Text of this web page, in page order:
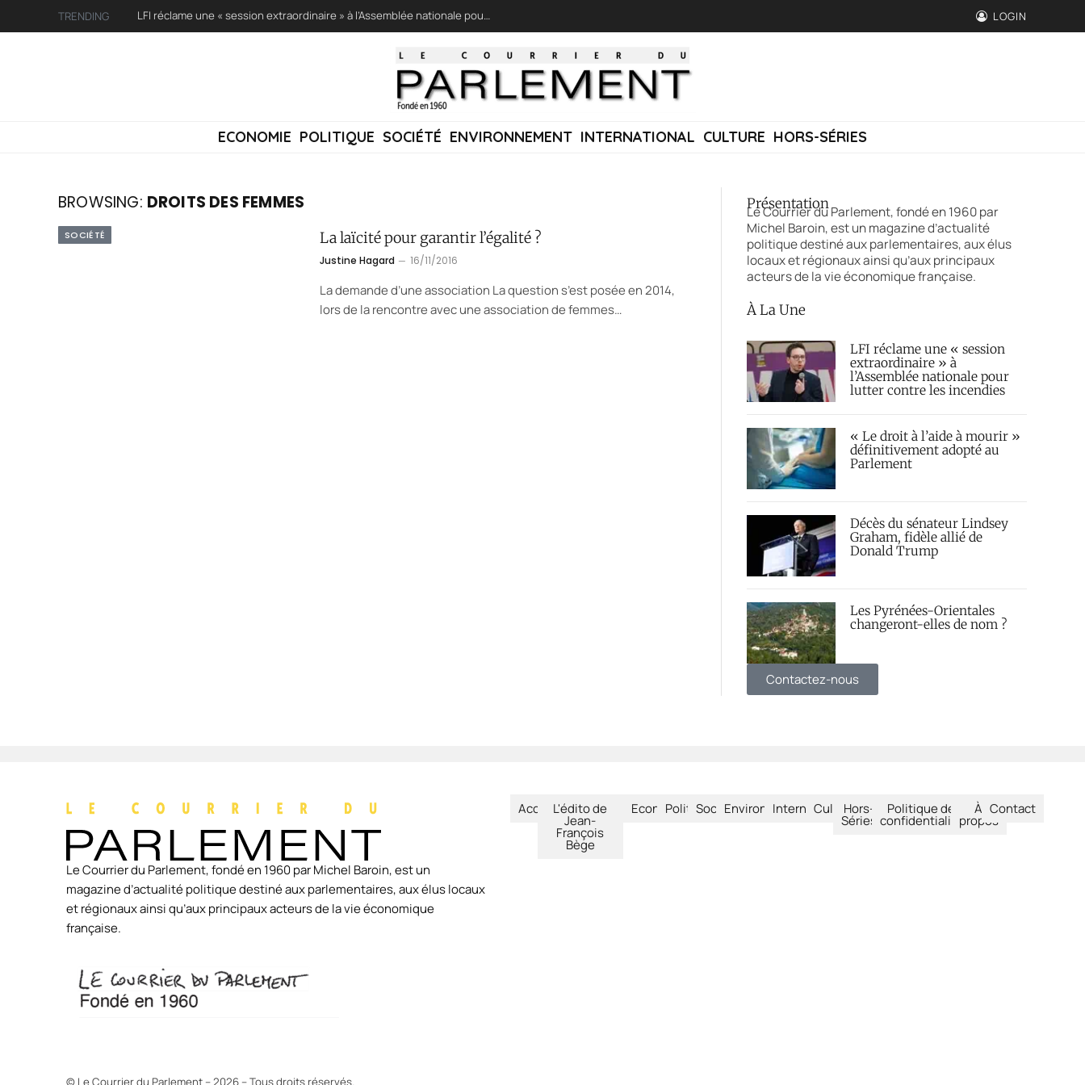
TRENDING LFI réclame une « session extraordinaire » à l’Assemblée nationale pour lutter contre les incendies LOGIN
ECONOMIE POLITIQUE SOCIÉTÉ ENVIRONNEMENT INTERNATIONAL CULTURE HORS-SÉRIES
BROWSING: DROITS DES FEMMES
SOCIÉTÉ La laïcité pour garantir l’égalité ?
Justine Hagard 16/11/2016
La demande d’une association La question s’est posée en 2014,
lors de la rencontre avec une association de femmes…
Présentation
Le Courrier du Parlement, fondé en 1960 par
Michel Baroin, est un magazine d’actualité
politique destiné aux parlementaires, aux élus
locaux et régionaux ainsi qu’aux principaux
acteurs de la vie économique française.
À La Une
LFI réclame une « session
extraordinaire » à
l’Assemblée nationale pour
lutter contre les incendies
« Le droit à l’aide à mourir »
définitivement adopté au
Parlement
Décès du sénateur Lindsey
Graham, fidèle allié de
Donald Trump
Les Pyrénées-Orientales
changeront-elles de nom ?
Contactez-nous
Le Courrier du Parlement, fondé en 1960 par Michel Baroin, est un
magazine d’actualité politique destiné aux parlementaires, aux élus locaux
et régionaux ainsi qu’aux principaux acteurs de la vie économique
française.
AccueilL'édito de
Jean-
François
Bège
EconomiePolitiqueSociétéEnvironnementInternational
CultureHors-
Séries
Politique de
confidentialité
À
propos
Contact
© Le Courrier du Parlement – 2026 – Tous droits réservés.